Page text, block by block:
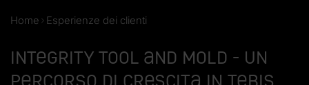
Home Esperienze dei clienti
Integrity Tool and Mold - un
percorso di crescita in Tebis